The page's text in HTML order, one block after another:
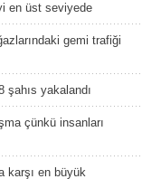
en üst seviyede
gemi trafiği
şahıs yakalandı
çünkü insanları
karşı en büyük